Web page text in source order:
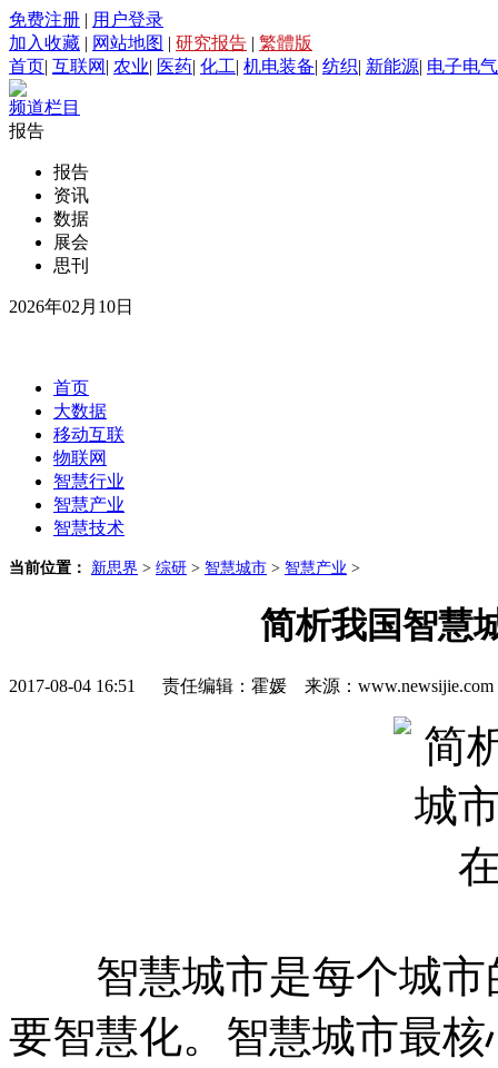
免费注册 | 用户登录
加入收藏 | 网站地图 | 研究报告 | 繁體版
首页| 互联网 | 农业| 医药| 化工| 机电装备| 纺织| 新能源| 电子电气
频道栏目
报告
报告
资讯
数据
展会
思刊
2026年02月10日
首页
大数据
移动互联
物联网
智慧行业
智慧产业
智慧技术
当前位置： 新思界 > 综研 > 智慧城市 > 智慧产业 >
简析我国智慧
2017-08-04 16:51 责任编辑：霍媛 来源：
智慧城市是每个城市
要智慧化。智慧城市最